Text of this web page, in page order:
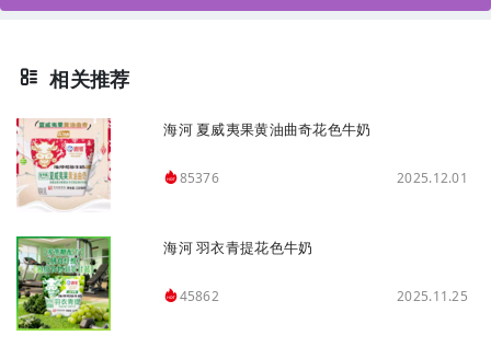
相关推荐
海河 夏威夷果黄油曲奇花色牛奶
85376 2025.12.01
海河 羽衣青提花色牛奶
45862 2025.11.25